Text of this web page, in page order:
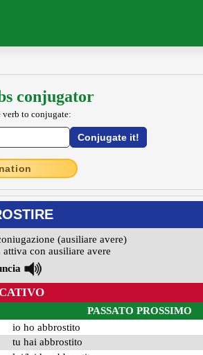
conjugator
verb to conjugate:
(ausiliare avere)
con ausiliare avere
PASSATO PROSSIMO
io ho abbrostito
tu hai abbrostito